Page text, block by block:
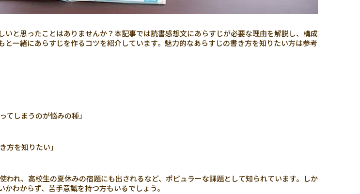
いと思ったことはありませんか？本記事では読書感想文にあらすじが必要な理由を解説し、構成
と一緒にあらすじを作るコツを紹介しています。魅力的なあらすじの書き方を知りたい方は参考
てしまうのが悩みの種」
方を知りたい」
われ、高校生の夏休みの宿題にも出されるなど、ポピュラーな課題として知られています。しか
わからず、苦手意識を持つ方もいるでしょう。